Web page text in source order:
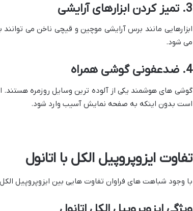
3. تمیز کردن ابزارهای آرایشی
ابزارهایی مانند برس آرایشی موچین و قیچی ناخن می
می شود.
4. ضدعفونی گوشی همراه
است بدون اینکه به صفحه نمایش آسیب وارد شود.
تفاوت ایزوپروپیل الکل با اتانول
با وجود شباهت های فراوان تفاوت هایی بین ایزوپروپیل